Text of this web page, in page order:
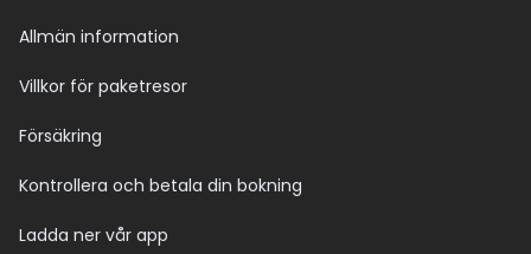
Allmän information
Villkor för paketresor
Försäkring
Kontrollera och betala din bokning
Ladda ner vår app